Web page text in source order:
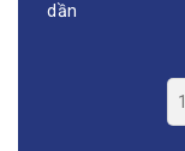
dần